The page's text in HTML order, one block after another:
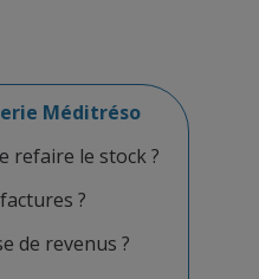
Méditréso
refaire le stock ?
?
de revenus ?